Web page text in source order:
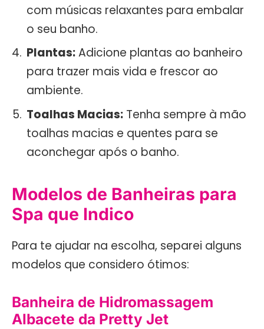
com músicas relaxantes para embalar
o seu banho.
Plantas:Adicione plantas ao banheiro
para trazer mais vida e frescor ao
ambiente.
Toalhas Macias: Tenha sempre à mão
toalhas macias e quentes para se
aconchegar após o banho.
Modelos de Banheiras para
Spa que Indico
Para te ajudar na escolha, separei alguns
modelos que considero ótimos:
Banheira de Hidromassagem
Albacete da Pretty Jet